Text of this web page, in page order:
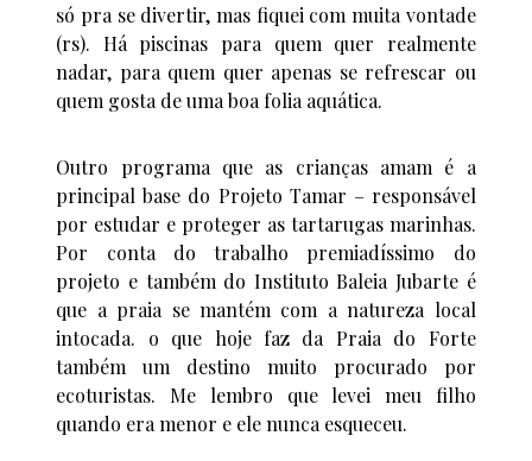
só pra se divertir, mas fiquei com muita vontade
(rs). Há piscinas para quem quer realmente
nadar, para quem quer apenas se refrescar ou
quem gosta de uma boa folia aquática.
Outro programa que as crianças amam é a
principal base do Projeto Tamar – responsável
por estudar e proteger as tartarugas marinhas.
Por conta do trabalho premiadíssimo do
projeto e também do Instituto Baleia Jubarte é
que a praia se mantém com a natureza local
intocada. o que hoje faz da Praia do Forte
também um destino muito procurado por
ecoturistas. Me lembro que levei meu filho
quando era menor e ele nunca esqueceu.